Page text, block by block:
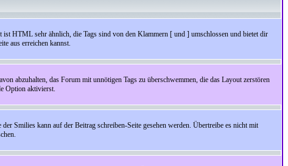
HTML sehr ähnlich, die Tags sind von den Klammern [ und ] umschlossen und bietet dir
aus erreichen kannst.
abzuhalten, das Forum mit unnötigen Tags zu überschwemmen, die das Layout zerstören
Option aktivierst.
Smilies kann auf der Beitrag schreiben-Seite gesehen werden. Übertreibe es nicht mit